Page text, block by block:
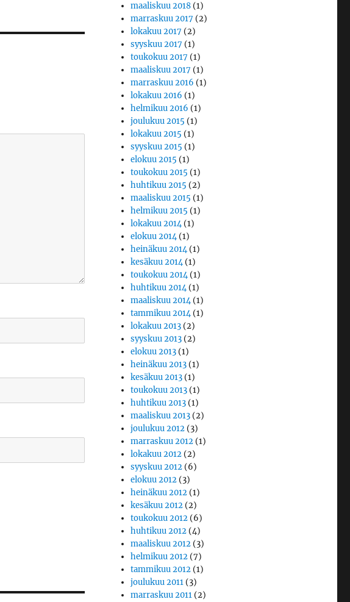
maaliskuu 2018 (1)
marraskuu 2017 (2)
lokakuu 2017 (2)
syyskuu 2017 (1)
toukokuu 2017 (1)
maaliskuu 2017 (1)
marraskuu 2016 (1)
lokakuu 2016 (1)
helmikuu 2016 (1)
joulukuu 2015 (1)
lokakuu 2015 (1)
syyskuu 2015 (1)
elokuu 2015 (1)
toukokuu 2015 (1)
huhtikuu 2015 (2)
maaliskuu 2015 (1)
helmikuu 2015 (1)
lokakuu 2014(1)
elokuu 2014(1)
heinäkuu 2014(1)
kesäkuu 2014(1)
toukokuu 2014(1)
huhtikuu 2014(1)
maaliskuu 2014(1)
tammikuu 2014(1)
lokakuu 2013 (2)
syyskuu 2013 (2)
elokuu 2013 (1)
heinäkuu 2013 (1)
kesäkuu 2013 (1)
toukokuu 2013 (1)
huhtikuu 2013 (1)
maaliskuu 2013 (2)
joulukuu 2012 (3)
marraskuu 2012 (1)
lokakuu 2012 (2)
syyskuu 2012 (6)
elokuu 2012 (3)
heinäkuu 2012 (1)
kesäkuu 2012 (2)
toukokuu 2012 (6)
huhtikuu 2012 (4)
maaliskuu 2012 (3)
helmikuu 2012 (7)
tammikuu 2012 (1)
joulukuu 2011 (3)
marraskuu 2011 (2)